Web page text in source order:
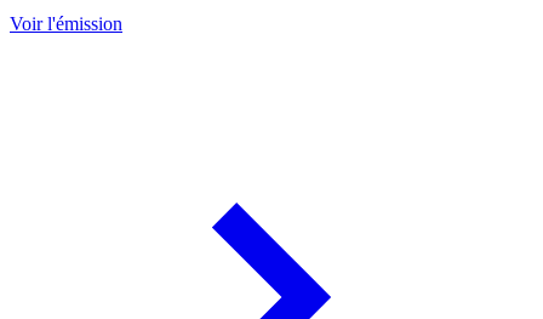
Voir l'émission